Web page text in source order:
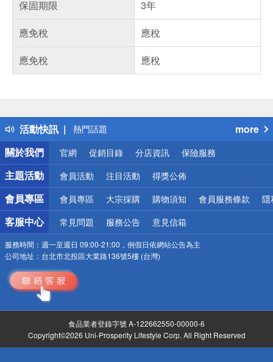
保固期限
3年
應免稅
應稅
應免稅
應稅
活動快訊
得獎公告
熱門話題
銀行優惠
偏遠地區配送
詐騙網頁！請小心！
more
關於我們
官網 促銷目錄 分店資訊 保險服務
主題活動 會員活動 注目活動 得獎公佈
會員專區 會員專區 大宗採購 購物須知 會員服務條款 隱
客服中心 常見問題 服務公告 意見信箱
服務時間： 週一至週日 09:00-21:00，例假日依網站公告為主
公司地址： 台北市北投區大業路136號5樓 (台灣)
食品業者登錄字號 A-122662550-00000-6
Copyright©2026 Uni-Prosperity Lifestyle Corp. All Right Reserved